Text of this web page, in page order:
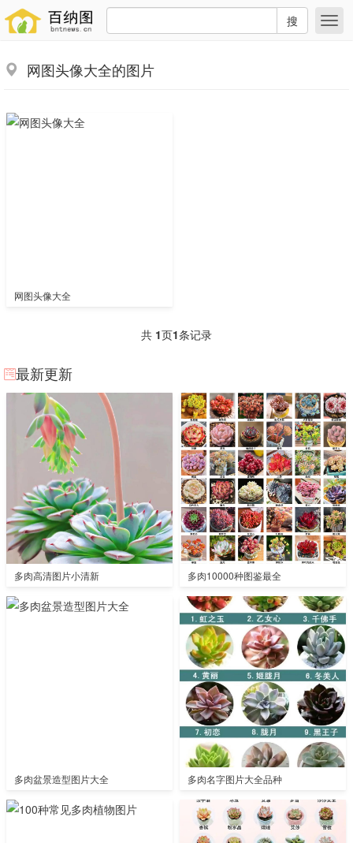
搜
网图头像大全的图片
网图头像大全
共 1页1条记录
最新更新
多肉高清图片小清新 多肉10000种图鉴最全
多肉盆景造型图片大全 多肉名字图片大全品种